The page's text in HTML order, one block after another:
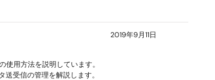
使用方法を説明しています。
受信の管理を解説します。
2019年9月11日